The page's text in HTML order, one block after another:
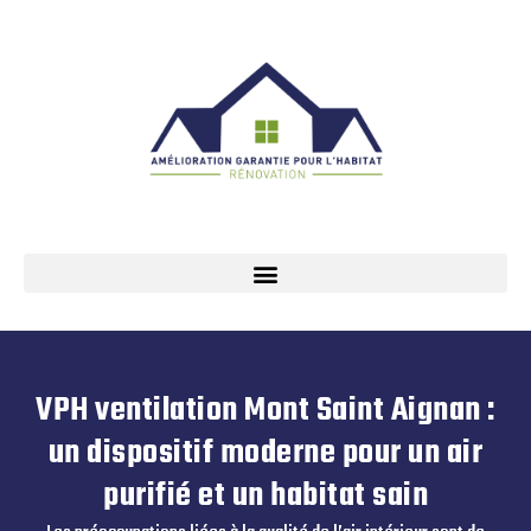
VPH ventilation Mont Saint Aignan :
un dispositif moderne pour un air
purifié et un habitat sain